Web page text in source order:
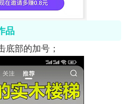
品
底部的加号；